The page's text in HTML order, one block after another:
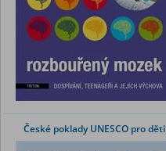
České poklady UNESCO pro děti